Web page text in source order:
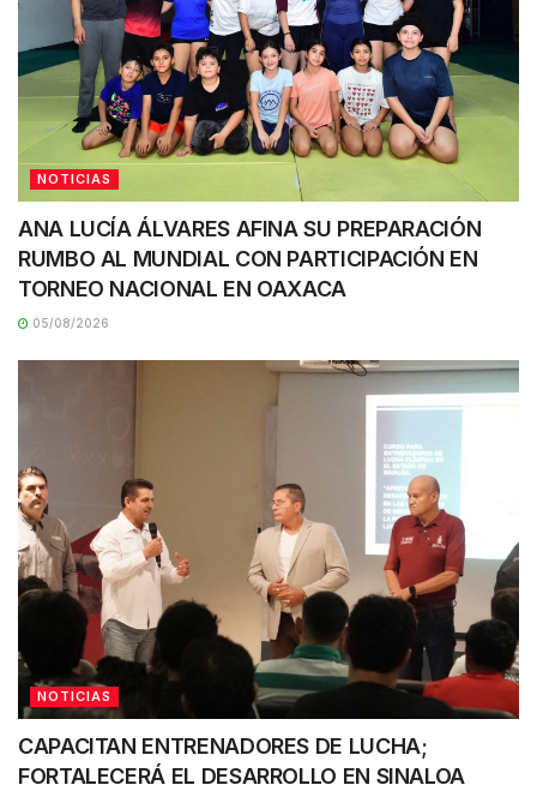
NOTICIAS
ANA LUCÍA ÁLVARES AFINA SU PREPARACIÓN
RUMBO AL MUNDIAL CON PARTICIPACIÓN EN
TORNEO NACIONAL EN OAXACA
05/08/2026
NOTICIAS
CAPACITAN ENTRENADORES DE LUCHA;
FORTALECERÁ EL DESARROLLO EN SINALOA